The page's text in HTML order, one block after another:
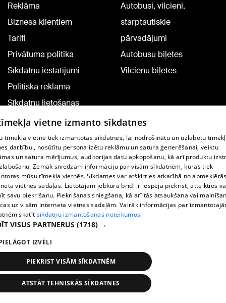
Reklāma
Biznesa klientiem
Tarifi
Privātuma politika
Sīkdatņu iestatījumi
Politiskā reklāma
Sīkdatņu lietošanas
noteikumi
Komentāru pievienošana
Autobusi, vilcieni,
starptautiskie
pārvadājumi
Autobusu biļetes
Vilcienu biļetes
TV programma
Līguma noteikumi
360 Ziņu kontakti
Helio Media
Portāla palīdzības dienests: e-pasts -
All rights reserved.
Ziņas Meklēt 1188 play
vietne izmanto sīkdatnes
tīmekļa vietnē tiek izmantotas sīkdatnes, lai nodrošinātu un uzlabotu
darbību., nosūtītu personalizētu reklāmu un satura ģenerēšanai, veiktu
un satura mērījumus, auditorijas datu apkopošanu, kā arī produktu
Zemāk sniedzam informāciju par visām sīkdatnēm, kuras tiek
mūsu tīmekļa vietnēs. Sīkdatnes var atšķirties atkarībā no
vietnes sadaļas. Lietotājam jebkurā brīdī ir iespēja piekrist, atteikties
savu piekrišanu. Piekrišanas sniegšana, kā arī tās atsaukšana vai
uz visām interneta vietnes sadaļām. Vairāk informācijas par
skatīt sīkdatņu izmantošanas noteikumos.
VISUS PARTNERUS (1718) →
IZVĒLI
PIEKRIST VISĀM SĪKDATNĒM
ATSTĀT TEHNISKĀS SĪKDATNES